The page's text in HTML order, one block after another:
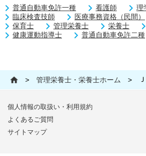
普通自動車免許一種 看護師
理
臨床検査技師
医療事務資格（民間）
保育士
管理栄養士 栄養士
健康運動指導士
普通自動車免許二種
> 管理栄養士・栄養士ホーム >
個人情報の取扱い・利用規約
よくあるご質問
サイトマップ